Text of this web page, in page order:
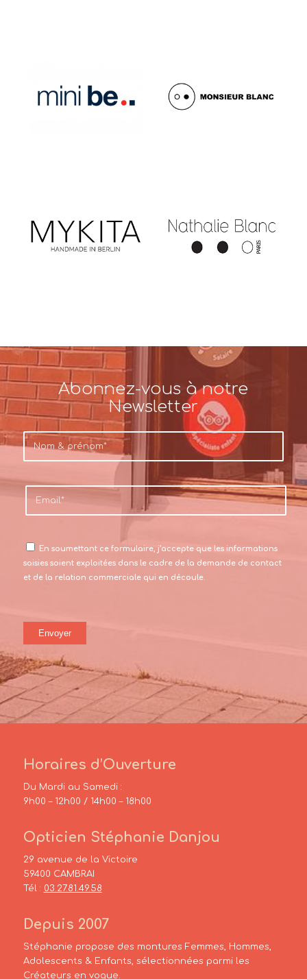
Abonnez-vous à notre
Newsletter
En soumettant ce formulaire, j’accepte que les informations
saisies soient exploitées dans le cadre de la demande de contact
et de la relation commerciale qui en découle.
Horaires d’Ouverture
Du Mardi au Samedi :
9h00 – 12h00 / 14h00 – 18h00
Opticien Stéphanie Danjou
29 avenue de la Victoire
59400 CAMBRAI
Tél : 03.27.81.49.58
Depuis 2007
Stéphanie propose des montures Femmes, Hommes,
Adolescents & Enfants, sélectionnées parmi les
Créateurs en vogue.